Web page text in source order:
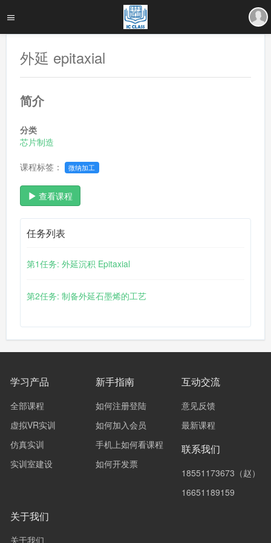
外延 epitaxial
简介
分类
芯片制造
课程标签： 微纳加工
查看课程
任务列表
第1任务: 外延沉积 Epitaxial
第2任务: 制备外延石墨烯的工艺
学习产品
全部课程
虚拟VR实训
仿真实训
实训室建设
新手指南
如何注册登陆
如何加入会员
手机上如何看课程
如何开发票
互动交流
意见反馈
最新课程
联系我们
18551173673（赵）
16651189159
关于我们
关于我们